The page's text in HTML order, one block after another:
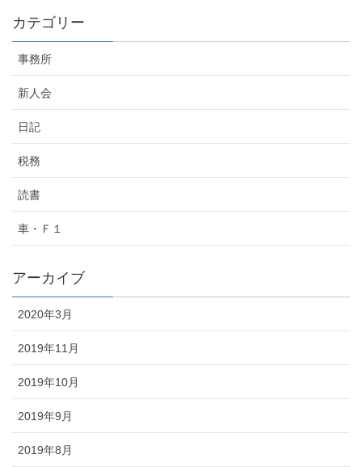
カテゴリー
事務所
新人会
日記
税務
読書
車・Ｆ１
アーカイブ
2020年3月
2019年11月
2019年10月
2019年9月
2019年8月